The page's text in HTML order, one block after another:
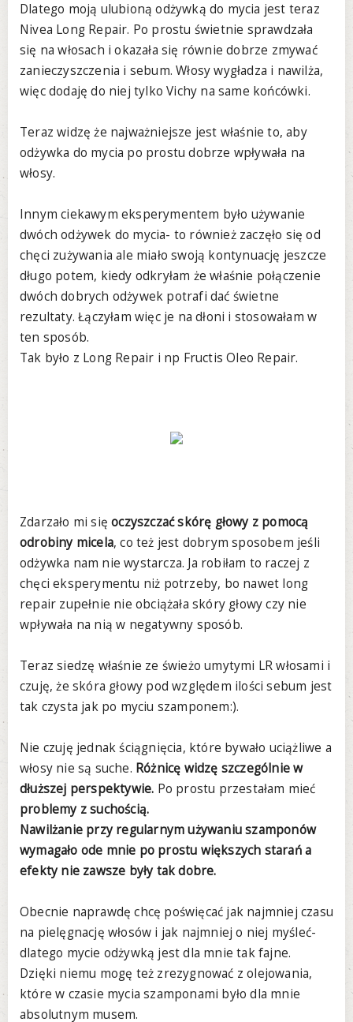
Dlatego moją ulubioną odżywką do mycia jest teraz
Nivea Long Repair. Po prostu świetnie sprawdzała
się na włosach i okazała się równie dobrze zmywać
zanieczyszczenia i sebum. Włosy wygładza i nawilża,
więc dodaję do niej tylko Vichy na same końcówki.
Teraz widzę że najważniejsze jest właśnie to, aby
odżywka do mycia po prostu dobrze wpływała na
włosy.
Innym ciekawym eksperymentem było używanie
dwóch odżywek do mycia- to również zaczęło się od
chęci zużywania ale miało swoją kontynuację jeszcze
długo potem, kiedy odkryłam że właśnie połączenie
dwóch dobrych odżywek potrafi dać świetne
rezultaty. Łączyłam więc je na dłoni i stosowałam w
ten sposób.
Tak było z Long Repair i np Fructis Oleo Repair.
Zdarzało mi sięoczyszczać skórę głowy z pomocą
odrobiny micela, co też jest dobrym sposobem jeśli
odżywka nam nie wystarcza. Ja robiłam to raczej z
chęci eksperymentu niż potrzeby, bo nawet long
repair zupełnie nie obciążała skóry głowy czy nie
wpływała na nią w negatywny sposób.
Teraz siedzę właśnie ze świeżo umytymi LR włosami i
czuję, że skóra głowy pod względem ilości sebum jest
tak czysta jak po myciu szamponem:).
Nie czuję jednak ściągnięcia, które bywało uciążliwe a
włosy nie są suche. Różnicę widzę szczególnie w
dłuższej perspektywie. Po prostu przestałam mieć
problemy z suchością.
Nawilżanie przy regularnym używaniu szamponów
wymagało ode mnie po prostu większych starań a
efekty nie zawsze były tak dobre.
Obecnie naprawdę chcę poświęcać jak najmniej czasu
na pielęgnację włosów i jak najmniej o niej myśleć-
dlatego mycie odżywką jest dla mnie tak fajne.
Dzięki niemu mogę też zrezygnować z olejowania,
które w czasie mycia szamponami było dla mnie
absolutnym musem.